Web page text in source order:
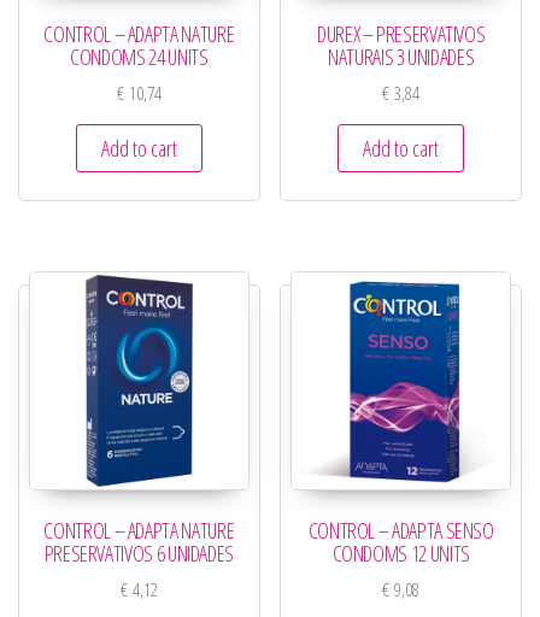
CONTROL – ADAPTA NATURE
CONDOMS 24 UNITS
€10,74
Add to cart
DUREX – PRESERVATIVOS
NATURAIS 3 UNIDADES
€3,84
Add to cart
CONTROL – ADAPTA NATURE
PRESERVATIVOS 6 UNIDADES
€4,12
CONTROL – ADAPTA SENSO
CONDOMS 12 UNITS
€9,08